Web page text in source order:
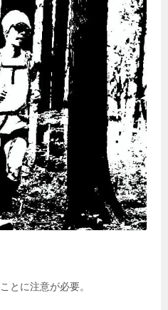
とに注意が必要。